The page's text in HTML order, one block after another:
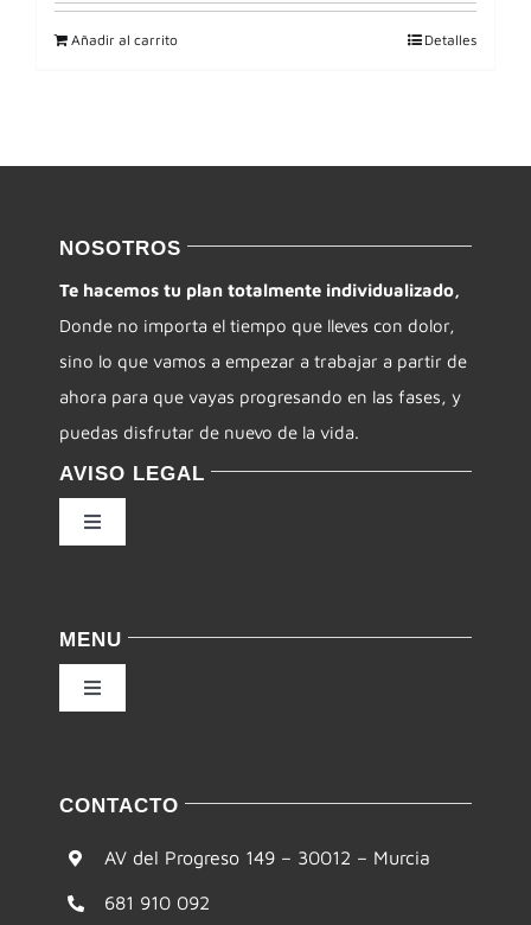
Añadir al carrito Detalles
NOSOTROS
Te hacemos tu plan totalmente individualizado,
Donde no importa el tiempo que lleves con dolor,
sino lo que vamos a empezar a trabajar a partir de
ahora para que vayas progresando en las fases, y
puedas disfrutar de nuevo de la vida.
AVISO LEGAL
Toggle
Navigation
Condiciones de uso
Accesibilidad
Mapa del sitio
MENU
Toggle
Navigation
Te ayudamos
CONTACTO
AV del Progreso 149 – 30012 – Murcia
681 910 092